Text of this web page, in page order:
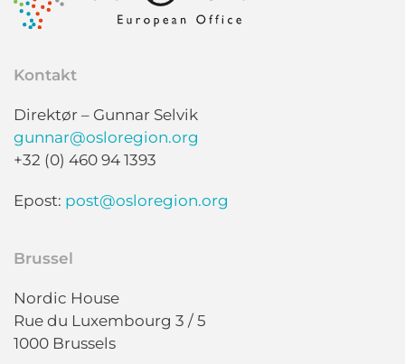
Kontakt
Direktør – Gunnar Selvik
gunnar@osloregion.org
+32 (0) 460 94 1393
Epost: post@osloregion.org
Brussel
Nordic House
Rue du Luxembourg 3 / 5
1000 Brussels